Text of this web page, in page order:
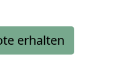
erhalten